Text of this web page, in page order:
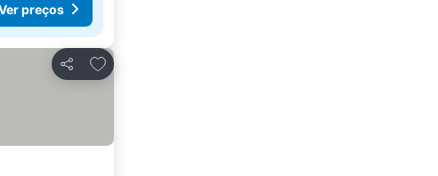
preços
Partilhar
Adicionar aos favoritos